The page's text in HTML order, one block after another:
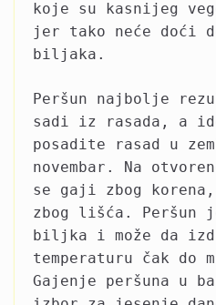
koje su kasnijeg
jer tako neće doći
biljaka.
Peršun najbolje
sadi iz rasada, a
posadite rasad u
novembar. Na
se gaji zbog korena,
zbog lišća. Peršun
biljka i može da
temperaturu čak do
Gajenje peršuna u